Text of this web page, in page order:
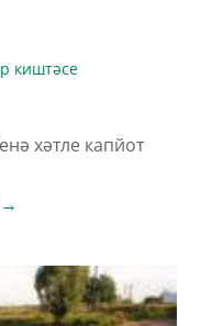
киштәсе
хәтле капйот
→